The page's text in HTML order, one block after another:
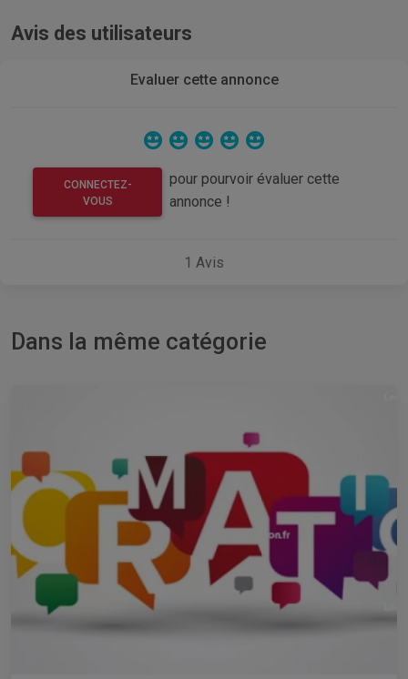
Avis des utilisateurs
Evaluer cette annonce
CONNECTEZ-
VOUS
pour pourvoir évaluer cette
annonce !
1 Avis
Dans la même catégorie